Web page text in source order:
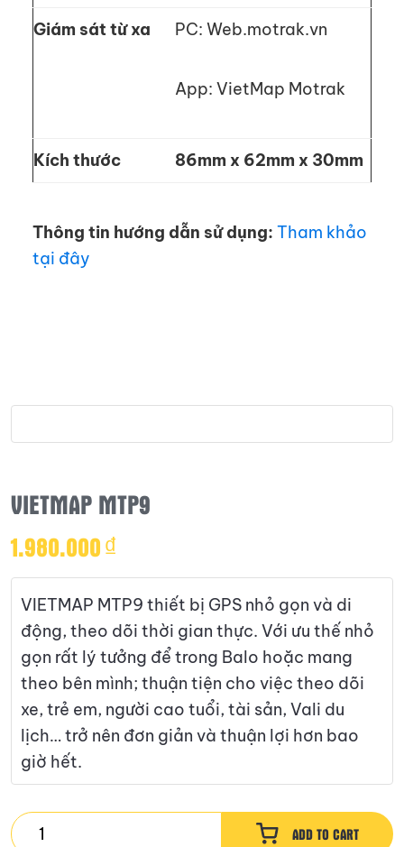
Giám sát từ xa PC: Web.motrak.vn
App: VietMap Motrak
Kích thước 86mm x 62mm x 30mm
Thông tin hướng dẫn sử dụng: Tham khảo
tại đây
VIETMAP MTP9
1.980.000₫
VIETMAP MTP9 thiết bị GPS nhỏ gọn và di
động, theo dõi thời gian thực. Với ưu thế nhỏ
gọn rất lý tưởng để trong Balo hoặc mang
theo bên mình; thuận tiện cho việc theo dõi
xe, trẻ em, người cao tuổi, tài sản, Vali du
lịch… trở nên đơn giản và thuận lợi hơn bao
giờ hết.
VIETMAP ADD TO CART